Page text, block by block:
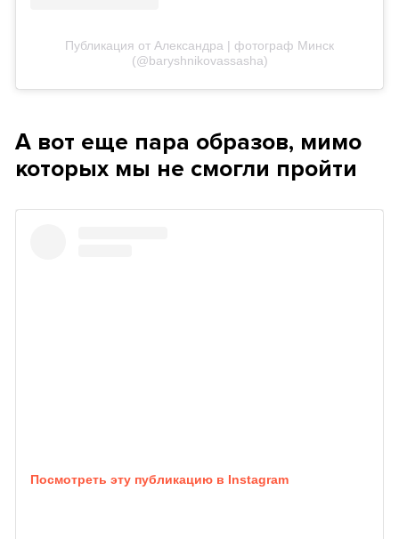
Публикация от Александра | фотограф Минск
(@baryshnikovassasha)
А вот еще пара образов, мимо
которых мы не смогли пройти
Посмотреть эту публикацию в Instagram